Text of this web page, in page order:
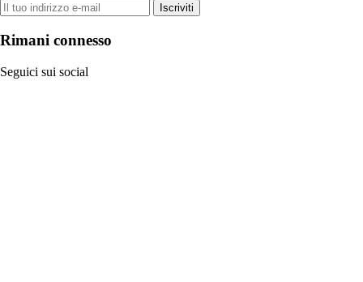
Iscriviti
Rimani connesso
Seguici sui social